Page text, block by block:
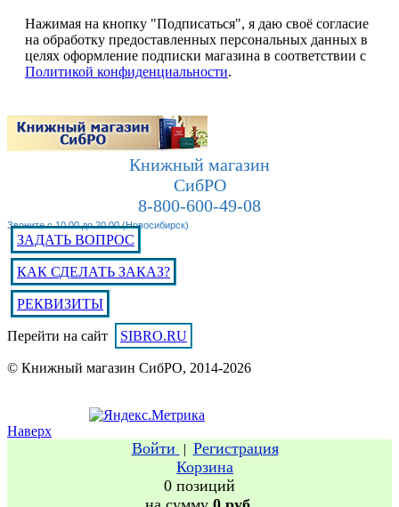
Нажимая на кнопку "Подписаться", я даю своё согласие
на обработку предоставленных персональных данных в
целях оформление подписки магазина в соответствии с
Политикой конфиденциальности.
Книжный магазин
СибРО
8-800-600-49-08
Звоните с 10.00 до 20.00 (Новосибирск)
ЗАДАТЬ ВОПРОС
КАК СДЕЛАТЬ ЗАКАЗ?
РЕКВИЗИТЫ
Перейти на сайт SIBRO.RU
© Книжный магазин СибРО, 2014-2026
Наверх
Войти | Регистрация
Корзина
0 позиций